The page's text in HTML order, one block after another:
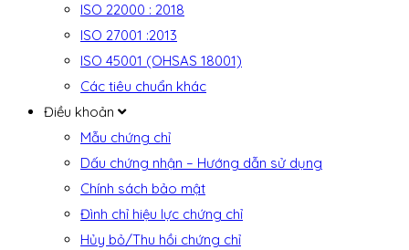
ISO 22000 : 2018
ISO 27001 :2013
ISO 45001 (OHSAS 18001)
Các tiêu chuẩn khác
Điều khoản
Mẫu chứng chỉ
Dấu chứng nhận – Hướng dẫn sử dụng
Chính sách bảo mật
Đình chỉ hiệu lực chứng chỉ
Hủy bỏ/Thu hồi chứng chỉ